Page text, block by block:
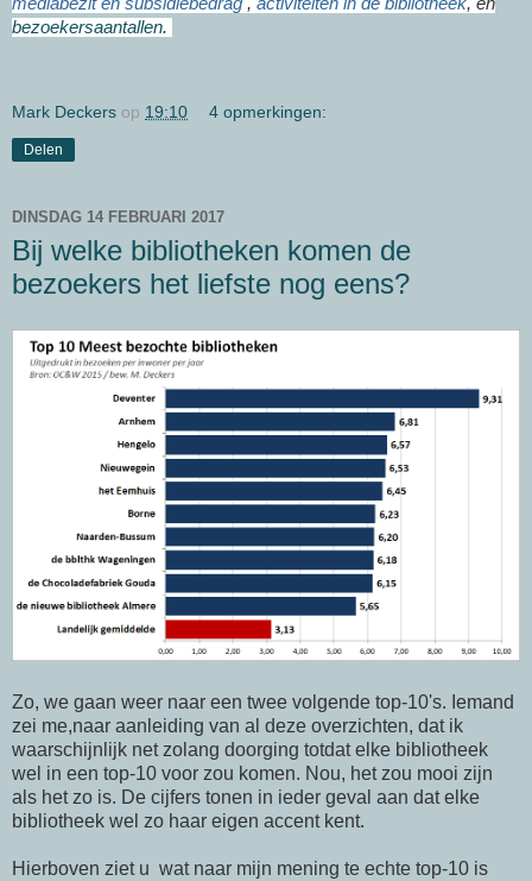
bezoekersaantallen.
Mark Deckers op 19:10 4 opmerkingen:
Delen
DINSDAG 14 FEBRUARI 2017
Bij welke bibliotheken komen de
bezoekers het liefste nog eens?
Zo, we gaan weer naar een twee volgende top-10's. Iemand
zei me,naar aanleiding van al deze overzichten, dat ik
waarschijnlijk net zolang doorging totdat elke bibliotheek
wel in een top-10 voor zou komen. Nou, het zou mooi zijn
als het zo is. De cijfers tonen in ieder geval aan dat elke
bibliotheek wel zo haar eigen accent kent.
Hierboven ziet u wat naar mijn mening te echte top-10 is